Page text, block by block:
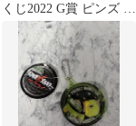
くじ2022 G賞 ピンズ 2
個セット